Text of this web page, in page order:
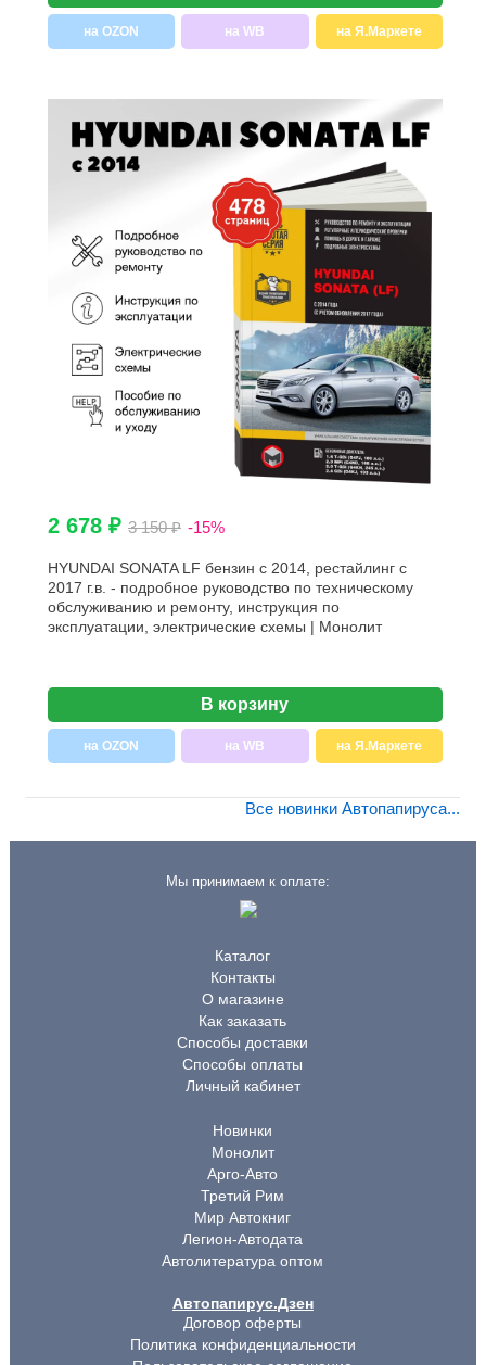
на OZON на WB на Я.Маркете
2 678 ₽ 3 150 ₽ -15%
HYUNDAI SONATA LF бензин с 2014, рестайлинг с
2017 г.в. - подробное руководство по техническому
обслуживанию и ремонту, инструкция по
эксплуатации, электрические схемы | Монолит
В корзину
на OZON на WB на Я.Маркете
Все новинки Автопапируса...
Мы принимаем к оплате:
Каталог
Контакты
О магазине
Как заказать
Способы доставки
Способы оплаты
Личный кабинет
Новинки
Монолит
Арго-Авто
Третий Рим
Мир Автокниг
Легион-Автодата
Автолитература оптом
Автопапирус.Дзен
Договор оферты
Политика конфиденциальности